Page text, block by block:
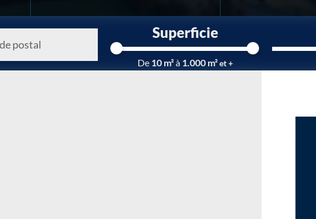
Superficie
De 10 m²à 1.000 m²et +